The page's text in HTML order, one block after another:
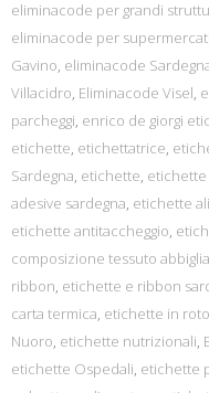
eliminacode per grandi
eliminacode per supermercati
Gavino, eliminacode
Villacidro, Eliminacode Visel,
parcheggi, enrico de giorgi
etichette, etichettatrice,
Sardegna, etichette,
adesive sardegna, etichette
etichette antitaccheggio,
composizione tessuto
ribbon, etichette e ribbon
carta termica, etichette in
Nuoro, etichette nutrizionali,
etichette Ospedali, etichette